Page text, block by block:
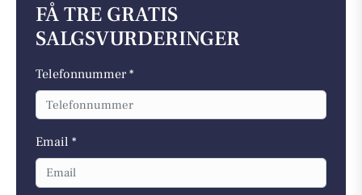
FÅ TRE GRATIS
SALGSVURDERINGER
Telefonnummer *
Email *